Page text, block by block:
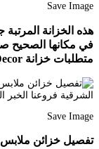
Save Image
هذه الخزانة
في مكانها الصحيح
متطلبات خزانة Home Decor Home Decor
Save Image
تفصيل خزائن ملابس